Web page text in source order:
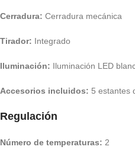
Cerradura: Cerradura mecánica
Tirador: Integrado
Iluminación: Iluminación LED
Accesorios incluidos: 5 estantes
Regulación
Número de temperaturas: 2